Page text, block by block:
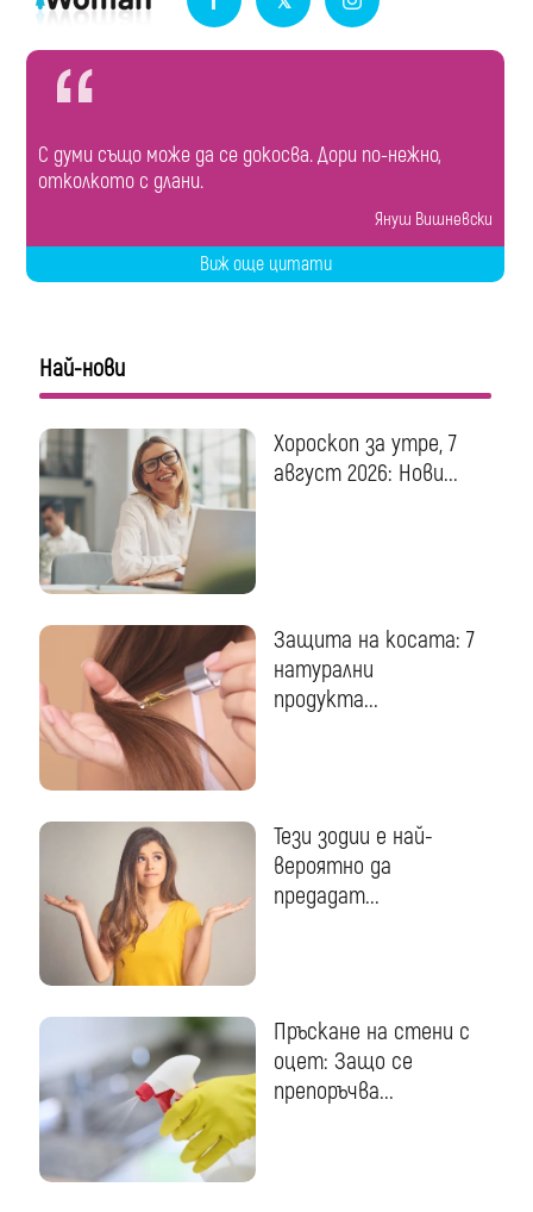
С думи също може да се докосва. Дори по-нежно,
отколкото с длани.
Януш Вишневски
Виж още цитати
Най-нови
Хороскоп за утре, 7
август 2026: Нови...
Защита на косата: 7
натурални
продукта...
Тези зодии е най-
вероятно да
предадат...
Пръскане на стени с
оцет: Защо се
препоръчва...